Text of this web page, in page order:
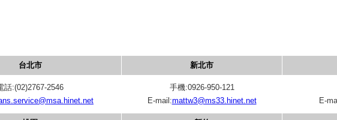
台北市 新北市
話:(02)2767-2546
手機:0926-950-121
E-mail:mattw3@ms33.hinet.net E-